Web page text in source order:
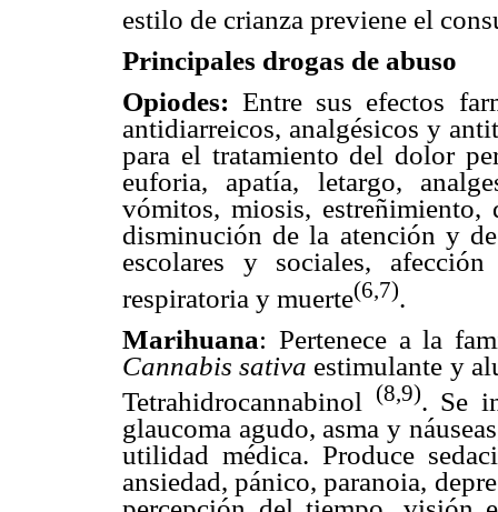
estilo de crianza previene el
Principales drogas de abuso
Opiodes:Entre sus efectos
antidiarreicos, analgésicos y
para el tratamiento del dolor
euforia, apatía, letargo,
vómitos, miosis, estreñimiento,
disminución de la atención y
escolares y sociales,
respiratoria y muerte(6,7).
Marihuana: Pertenece a la
Cannabis sativa estimulante y
Tetrahidrocannabinol
(8,9). Se
glaucoma agudo, asma y
utilidad médica. Produce
ansiedad, pánico, paranoia,